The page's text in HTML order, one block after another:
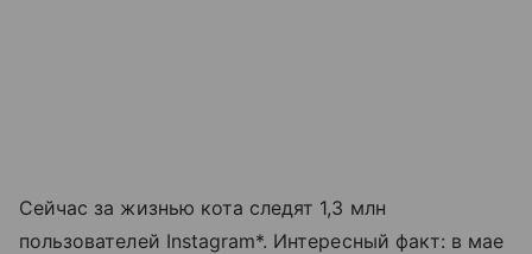
Сейчас за жизнью кота следят 1,3 млн
пользователей Instagram*. Интересный факт: в мае